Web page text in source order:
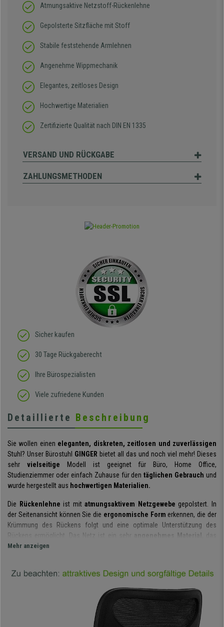
Atmungsaktive Netzstoff-Rückenlehne
Gepolsterte Sitzfläche mit Stoff
Stabile feststehende Armlehnen
Angenehme Wippmechanik
Elegantes, zeitloses Design
Hochwertige Materialien
Zertifizierte Qualität nach DIN EN 1335
VERSAND UND RÜCKGABE
ZAHLUNGSMETHODEN
Sicher kaufen
30 Tage Rückgaberecht
Ihre Bürospezialisten
Viele zufriedene Kunden
Detaillierte Beschreibung
Sie wollen einen eleganten, diskreten, zeitlosen und zuverlässigen
Stuhl? Unser Bürostuhl GINGER bietet all das und noch viel mehr! Dieses
sehr vielseitige Modell ist geeignet für Büro, Home Office,
Studienziemmer oder einfach Zuhause für dentäglichen Gebrauch und
wurde hergestellt aus hochwertigen Materialien.
Die Rückenlehne ist mitatmungsaktivem Netzgewebe gepolstert. In
der Seitenansicht können Sie die ergonomische Form erkennen, die der
Krümmung des Rückens folgt und eine optimale Unterstützung des
Rückens ermöglicht. Das Netz ist ein sehr
angenehmes Material
, das
eine gute Belüftung des Rückens gewährleistet, besonders in den heißen
hat abgerundete Kanten. Dadurch werden die Knie
entlastet, was eine gute Blutzirkulation begünstigt,
Ermüdungserscheinungen vorbeugt und eine längere Nutzung ermöglicht.
angenehme Wippmechanik.Diese Funktion
Mehr anzeigen